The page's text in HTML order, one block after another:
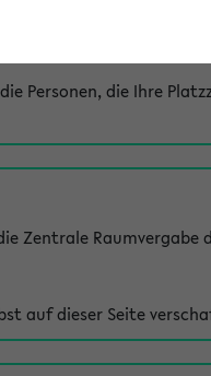
Personen, die Ihre
Zentrale Raumvergabe
auf dieser Seite